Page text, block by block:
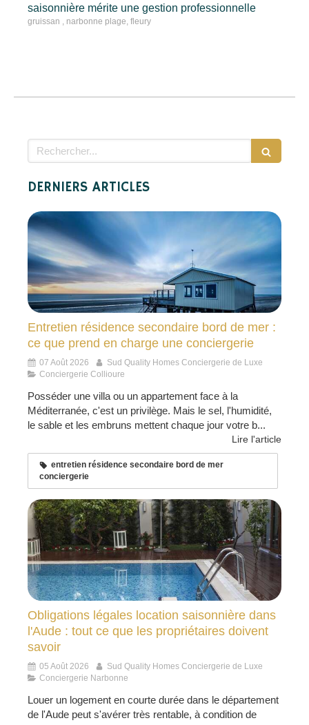
saisonnière mérite une gestion professionnelle
gruissan , narbonne plage, fleury
Rechercher
DERNIERS ARTICLES
Entretien résidence secondaire bord de mer :
ce que prend en charge une conciergerie
07 Août 2026
Sud Quality Homes Conciergerie de Luxe
Conciergerie Collioure
Posséder une villa ou un appartement face à la
Méditerranée, c'est un privilège. Mais le sel, l'humidité,
le sable et les embruns mettent chaque jour votre b...
Lire l'article
entretien résidence secondaire bord de mer
conciergerie
Obligations légales location saisonnière dans
l'Aude : tout ce que les propriétaires doivent
savoir
05 Août 2026
Sud Quality Homes Conciergerie de Luxe
Conciergerie Narbonne
Louer un logement en courte durée dans le département
de l'Aude peut s'avérer très rentable, à condition de